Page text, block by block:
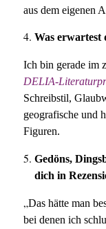
aus dem eigenen
Was erwartest
Ich bin gerade im
DELIA-
Schreibstil,
geografische und
Figuren.
Gedöns,
dich in
„Das hätte man
bei denen ich